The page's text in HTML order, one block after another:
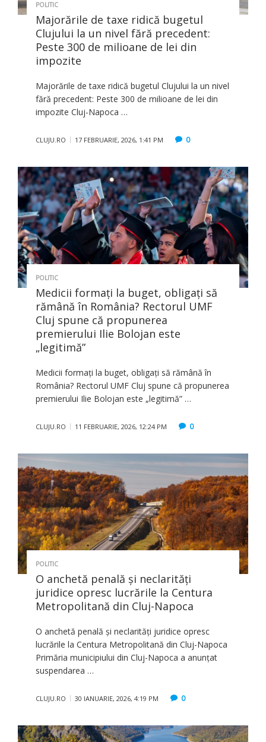
POLITIC
Majorările de taxe ridică bugetul
Clujului la un nivel fără precedent:
Peste 300 de milioane de lei din
impozite
Majorările de taxe ridică bugetul Clujului la un nivel
fără precedent: Peste 300 de milioane de lei din
impozite Cluj-Napoca …
CLUJU.RO 17 FEBRUARIE, 2026, 1:41 PM 0
POLITIC
Medicii formați la buget, obligați să
rămână în România? Rectorul UMF
Cluj spune că propunerea
premierului Ilie Bolojan este
„legitimă”
Medicii formați la buget, obligați să rămână în
România? Rectorul UMF Cluj spune că propunerea
premierului Ilie Bolojan este „legitimă” …
CLUJU.RO 11 FEBRUARIE, 2026, 12:24 PM 0
POLITIC
O anchetă penală și neclarități
juridice opresc lucrările la Centura
Metropolitană din Cluj-Napoca
O anchetă penală și neclarități juridice opresc
lucrările la Centura Metropolitană din Cluj-Napoca
Primăria municipiului din Cluj-Napoca a anunțat
suspendarea …
CLUJU.RO 30 IANUARIE, 2026, 4:19 PM 0